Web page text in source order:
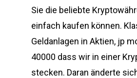
Sie die beliebte
einfach kaufen können.
Geldanlagen in Aktien, jp
40000 dass wir in einer
stecken. Daran änderte